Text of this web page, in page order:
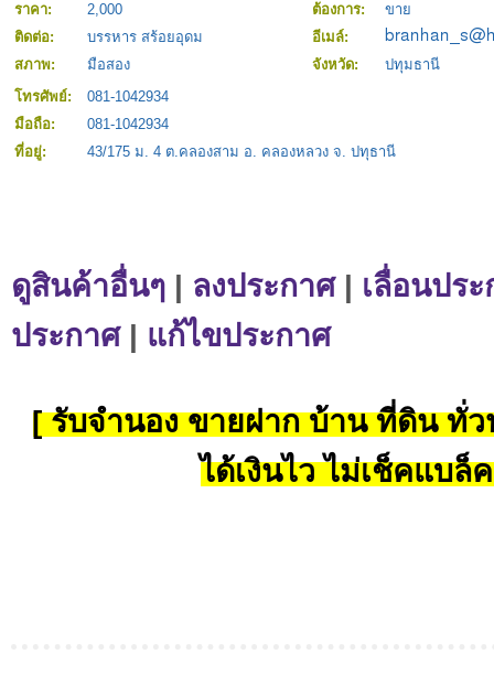
ราคา: 2,000 ต้องการ:
ขาย
ติดต่อ:
บรรหาร สร้อยอุดม
อีเมล์:
สภาพ:
มือสอง จังหวัด:
ปทุมธานี
โทรศัพย์:
081-1042934
มือถือ:
081-1042934
ที่อยู่:
43/175 ม. 4 ต.คลองสาม อ. คลองหลวง จ. ปทุธานี
ดูสินค้าอื่นๆ | ลงประกาศ| เลื่อนปร
ประกาศ| แก้ไขประกาศ
[ รับจำนอง ขายฝาก บ้าน ที่ดิน ทั่ว
ได้เงินไว ไม่เช็คแบล็